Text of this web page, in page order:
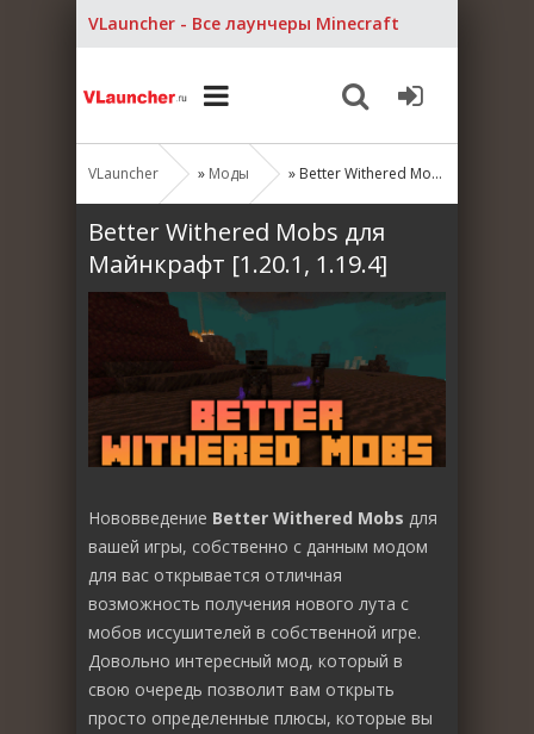
VLauncher - Все лаунчеры Minecraft
VLauncher » Моды » Better Withered Mobs для Майнкрафт [1.20.1, 1.19.4]
Better Withered Mobs для
Майнкрафт [1.20.1, 1.19.4]
Нововведение Better Withered Mobs для
вашей игры, собственно с данным модом
для вас открывается отличная
возможность получения нового лута с
мобов иссушителей в собственной игре.
Довольно интересный мод, который в
свою очередь позволит вам открыть
просто определенные плюсы, которые вы